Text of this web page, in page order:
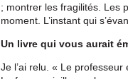
; montrer les fragilités. Les
moment. L’instant qui
Un livre qui vous aurait
Je l’ai relu. « Le